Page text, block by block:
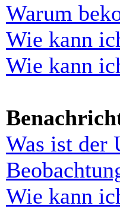
Warum
Wie kann
Wie kann
Was ist der
Wie kann